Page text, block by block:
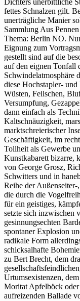
Dichters unerbittliche
fettes Schnalzen gilt.
unerträgliche Manier
Sammlung Aus
Thema: Berlin NO.
Eignung zum
gestellt sind auf die
auf den eignen Tonfall
Schwindelatmosphäre
diese Hochstapler-
Wüsten, Feilschen,
Versumpfung,
dann einfach als
Kaltschnäuzigkeit,
marktschreierischer
Geschäftigkeit, im
Tollheit als Gewerbe
Kunstkabarett bizarre,
von George Grosz,
Schwitters und in
Reihe der
die durch die
für ein geistiges,
setzte sich inzwischen
gesinnungsechten
spontaner Explosion
radikale Form
schicksalhafte
zu Bert Brecht, dem
Urtumsexistenzen,
Moritat Apfelböck
aufreizenden Ballade